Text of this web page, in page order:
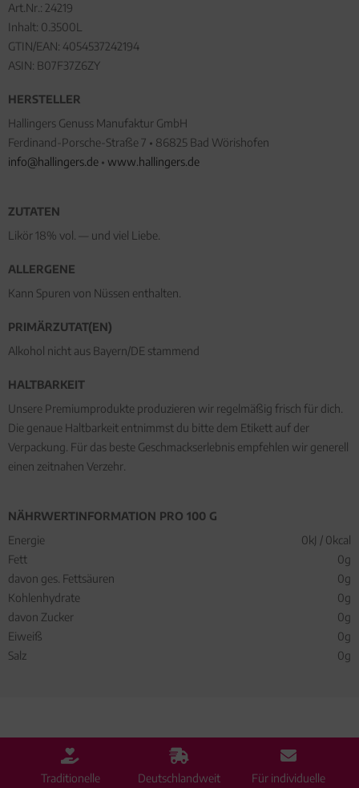
Art.Nr.: 24219
Inhalt: 0.3500L
GTIN/EAN: 4054537242194
ASIN: B07F37Z6ZY
HERSTELLER
Hallingers Genuss Manufaktur GmbH
Ferdinand-Porsche-Straße 7 • 86825 Bad Wörishofen
info@hallingers.de • www.hallingers.de
ZUTATEN
Likör 18% vol. — und viel Liebe.
ALLERGENE
Kann Spuren von Nüssen enthalten.
PRIMÄRZUTAT(EN)
Alkohol nicht aus Bayern/DE stammend
HALTBARKEIT
Unsere Premiumprodukte produzieren wir regelmäßig frisch für dich.
Die genaue Haltbarkeit entnimmst du bitte dem Etikett auf der
Verpackung. Für das beste Geschmackserlebnis empfehlen wir generell
einen zeitnahen Verzehr.
NÄHRWERTINFORMATION PRO 100 G
Energie
0kJ / 0kcal
Fett
0g
davon ges. Fettsäuren
0g
Kohlenhydrate
0g
davon Zucker
0g
Eiweiß
0g
Salz
0g
Traditionelle
Deutschlandweit
Für individuelle